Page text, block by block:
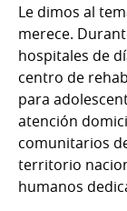
Le dimos al
merece.
hospitales de
centro de
para
atención
comunitarios
territorio
humanos